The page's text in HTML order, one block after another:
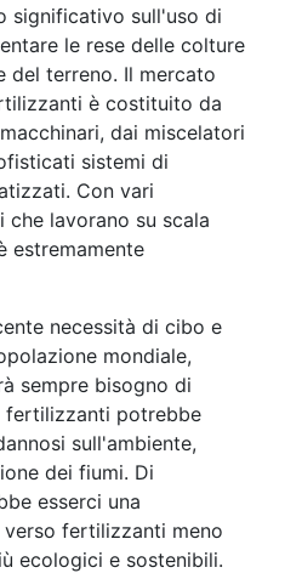
significativo sull'uso di
le rese delle colture
del terreno. Il mercato
è costituito da
dai miscelatori
sistemi di
Con vari
lavorano su scala
estremamente
necessità di cibo e
mondiale,
sempre bisogno di
potrebbe
sull'ambiente,
dei fiumi. Di
esserci una
fertilizzanti meno
ecologici e sostenibili.